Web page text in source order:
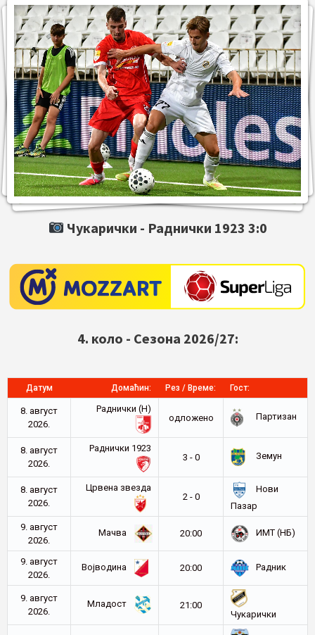
Чукарички - Раднички 1923 3:0
4. коло - Сезона 2026/27:
Датум Домаћин: Рез / Време: Гост:
8. август
2026.
Раднички (Н)
oдложено
Партизан
8. август
2026.
Раднички 1923
3 - 0
Земун
8. август
2026.
Црвена звезда
2 - 0
Нови
Пазар
9. август
2026.
Мачва 20:00 ИМТ (НБ)
9. август
2026.
Војводина 20:00 Радник
9. август
2026.
Младост
21:00
Чукарички